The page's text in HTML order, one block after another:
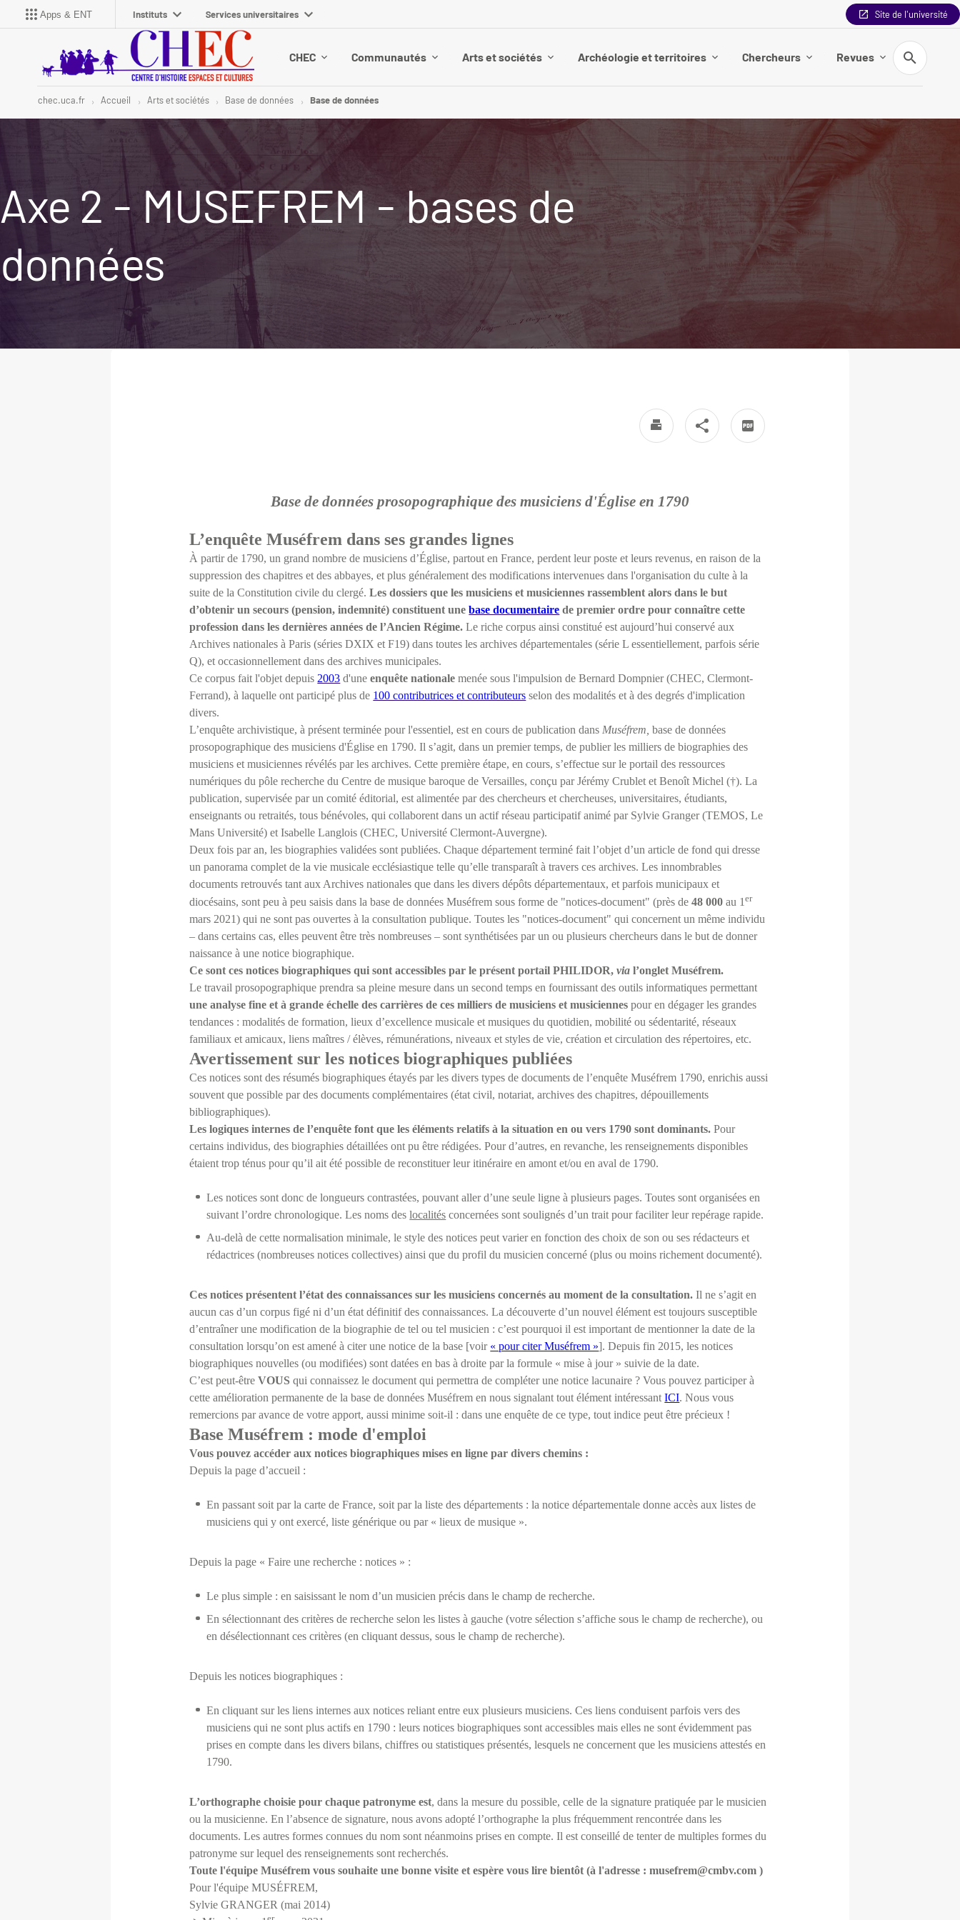
Apps & ENT Instituts Services universitaires Site de l'université
CHEC Communautés Arts et sociétés Archéologie et territoires Chercheurs Revues
Recherche
chec.uca.fr Accueil Arts et sociétés Base de données Base de données
Axe 2 - MUSEFREM - bases de
données
Base de données prosopographique des musiciens d'Église en 1790
L’enquête Muséfrem dans ses grandes lignes
À partir de 1790, un grand nombre de musiciens d’Église, partout en France, perdent leur poste et leurs revenus, en raison de la
suppression des chapitres et des abbayes, et plus généralement des modifications intervenues dans l'organisation du culte à la
suite de la Constitution civile du clergé.Les dossiers que les musiciens et musiciennes rassemblent alors dans le but
d’obtenir un secours (pension, indemnité) constituent unebase documentaire de premier ordre pour connaître cette
profession dans les dernières années de l’Ancien Régime. Le riche corpus ainsi constitué est aujourd’hui conservé aux
Archives nationales à Paris (séries DXIX et F19) dans toutes les archives départementales (série L essentiellement, parfois série
Q), et occasionnellement dans des archives municipales.
Ce corpus fait l'objet depuis 2003 d'uneenquête nationale menée sous l'impulsion de Bernard Dompnier (CHEC, Clermont-
Ferrand), à laquelle ont participé plus de 100 contributrices et contributeurs selon des modalités et à des degrés d'implication
divers.
L’enquête archivistique, à présent terminée pour l'essentiel, est en cours de publication dans Muséfrem,base de données
prosopographique des musiciens d'Église en 1790. Il s’agit, dans un premier temps, de publier les milliers de biographies des
musiciens et musiciennes révélés par les archives. Cette première étape, en cours, s’effectue sur le portail des ressources
numériques du pôle recherche du Centre de musique baroque de Versailles, conçu par Jérémy Crublet et Benoît Michel (†). La
publication, supervisée par un comité éditorial, est alimentée par des chercheurs et chercheuses, universitaires, étudiants,
enseignants ou retraités, tous bénévoles, qui collaborent dans un actif réseau participatif animé par Sylvie Granger (TEMOS, Le
Mans Université) et Isabelle Langlois (CHEC, Université Clermont-Auvergne).
Deux fois par an, les biographies validées sont publiées. Chaque département terminé fait l’objet d’un article de fond qui dresse
un panorama complet de la vie musicale ecclésiastique telle qu’elle transparaît à travers ces archives. Les innombrables
documents retrouvés tant aux Archives nationales que dans les divers dépôts départementaux, et parfois municipaux et
diocésains, sont peu à peu saisis dans la base de données Muséfrem sous forme de "notices-document" (près de48 000 au 1er
mars 2021) qui ne sont pas ouvertes à la consultation publique. Toutes les "notices-document" qui concernent un même individu
– dans certains cas, elles peuvent être très nombreuses – sont synthétisées par un ou plusieurs chercheurs dans le but de donner
naissance à une notice biographique.
Ce sont ces notices biographiques qui sont accessibles par le présent portail PHILIDOR,via l’onglet Muséfrem.
Le travail prosopographique prendra sa pleine mesure dans un second temps en fournissant des outils informatiques permettant
une analyse fine et à grande échelle des carrières de ces milliers de musiciens et musiciennes pour en dégager les grandes
tendances : modalités de formation, lieux d’excellence musicale et musiques du quotidien, mobilité ou sédentarité, réseaux
familiaux et amicaux, liens maîtres / élèves, rémunérations, niveaux et styles de vie, création et circulation des répertoires, etc.
Avertissement sur les notices biographiques publiées
Ces notices sont des résumés biographiques étayés par les divers types de documents de l’enquête Muséfrem 1790, enrichis aussi
souvent que possible par des documents complémentaires (état civil, notariat, archives des chapitres, dépouillements
bibliographiques).
Les logiques internes de l’enquête font que les éléments relatifs à la situation en ou vers 1790 sont dominants. Pour
certains individus, des biographies détaillées ont pu être rédigées. Pour d’autres, en revanche, les renseignements disponibles
étaient trop ténus pour qu’il ait été possible de reconstituer leur itinéraire en amont et/ou en aval de 1790.
Les notices sont donc de longueurs contrastées, pouvant aller d’une seule ligne à plusieurs pages. Toutes sont organisées en
suivant l’ordre chronologique. Les noms deslocalités concernées sont soulignés d’un trait pour faciliter leur repérage rapide.
Au-delà de cette normalisation minimale, le style des notices peut varier en fonction des choix de son ou ses rédacteurs et
rédactrices (nombreuses notices collectives) ainsi que du profil du musicien concerné (plus ou moins richement documenté).
Ces notices présentent l’état des connaissances sur les musiciens concernés au moment de la consultation. Il ne s’agit en
aucun cas d’un corpus figé ni d’un état définitif des connaissances. La découverte d’un nouvel élément est toujours susceptible
d’entraîner une modification de la biographie de tel ou tel musicien : c’est pourquoi il est important de mentionner la date de la
consultation lorsqu’on est amené à citer une notice de la base [voir « pour citer Muséfrem »]. Depuis fin 2015, les notices
biographiques nouvelles (ou modifiées) sont datées en bas à droite par la formule « mise à jour » suivie de la date.
C’est peut-êtreVOUS qui connaissez le document qui permettra de compléter une notice lacunaire ? Vous pouvez participer à
cette amélioration permanente de la base de données Muséfrem en nous signalant tout élément intéressantICI. Nous vous
remercions par avance de votre apport, aussi minime soit-il : dans une enquête de ce type, tout indice peut être précieux !
Base Muséfrem : mode d'emploi
Vous pouvez accéder aux notices biographiques mises en ligne par divers chemins :
Depuis la page d’accueil :
En passant soit par la carte de France, soit par la liste des départements : la notice départementale donne accès aux listes de
musiciens qui y ont exercé, liste générique ou par « lieux de musique ».
Depuis la page « Faire une recherche : notices » :
Le plus simple : en saisissant le nom d’un musicien précis dans le champ de recherche.
En sélectionnant des critères de recherche selon les listes à gauche (votre sélection s’affiche sous le champ de recherche), ou
en désélectionnant ces critères (en cliquant dessus, sous le champ de recherche).
Depuis les notices biographiques :
En cliquant sur les liens internes aux notices reliant entre eux plusieurs musiciens. Ces liens conduisent parfois vers des
musiciens qui ne sont plus actifs en 1790 : leurs notices biographiques sont accessibles mais elles ne sont évidemment pas
prises en compte dans les divers bilans, chiffres ou statistiques présentés, lesquels ne concernent que les musiciens attestés en
1790.
L’orthographe choisie pour chaque patronyme est, dans la mesure du possible, celle de la signature pratiquée par le musicien
ou la musicienne. En l’absence de signature, nous avons adopté l’orthographe la plus fréquemment rencontrée dans les
documents. Les autres formes connues du nom sont néanmoins prises en compte. Il est conseillé de tenter de multiples formes du
patronyme sur lequel des renseignements sont recherchés.
Toute l'équipe Muséfrem vous souhaite une bonne visite et espère vous lire bientôt (à l'adresse : musefrem@cmbv.com )
Pour l'équipe MUSÉFREM,
Sylvie GRANGER (mai 2014)